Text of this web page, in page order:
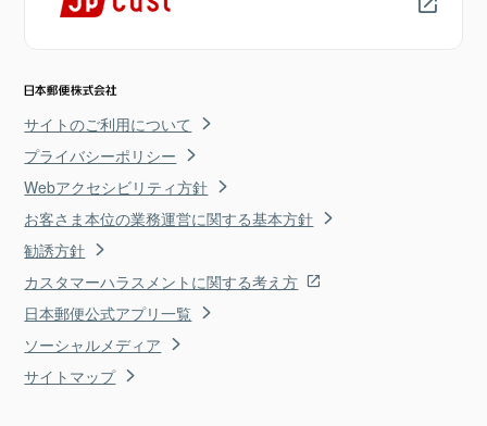
サイトのご利用について
プライバシーポリシー
Webアクセシビリティ方針
お客さま本位の業務運営に関する基本方針
勧誘方針
カスタマーハラスメントに関する考え方
日本郵便公式アプリ一覧
ソーシャルメディア
サイトマップ